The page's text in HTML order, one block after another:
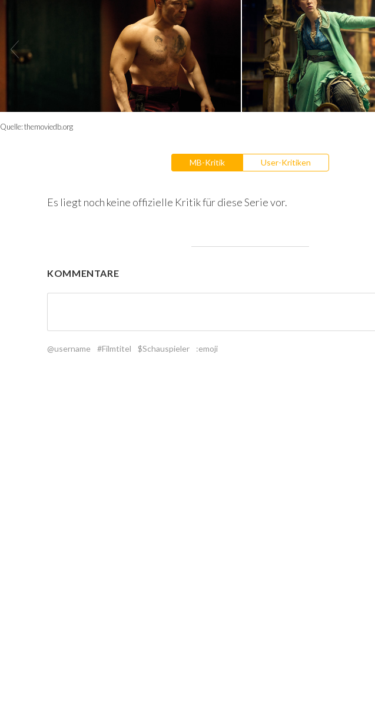
Quelle:themoviedb.org
MB-Kritik User-Kritiken
Es liegt noch keine offizielle Kritik für diese Serie vor.
KOMMENTARE
@username #Filmtitel $Schauspieler :emoji